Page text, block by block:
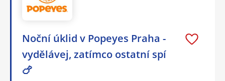
Noční úklid v Popeyes Praha -
vydělávej, zatímco ostatní spí
🍗